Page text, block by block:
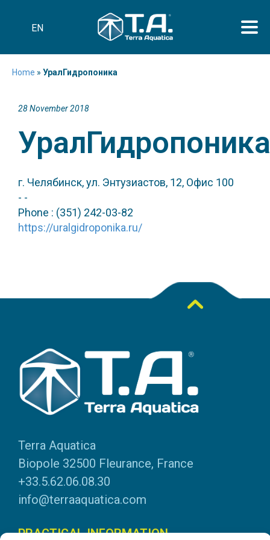
EN
Home » УралГидропоника
28 November 2018
УралГидропоника
г. Челябинск, ул. Энтузиастов, 12, Офис 100
- -
Phone : (351) 242-03-82
https://uralgidroponika.ru/
Terra Aquatica
Biopole 32500 Fleurance, France
+33.5.62.06.08.30
info@terraaquatica.com
PRACTICAL INFORMATION